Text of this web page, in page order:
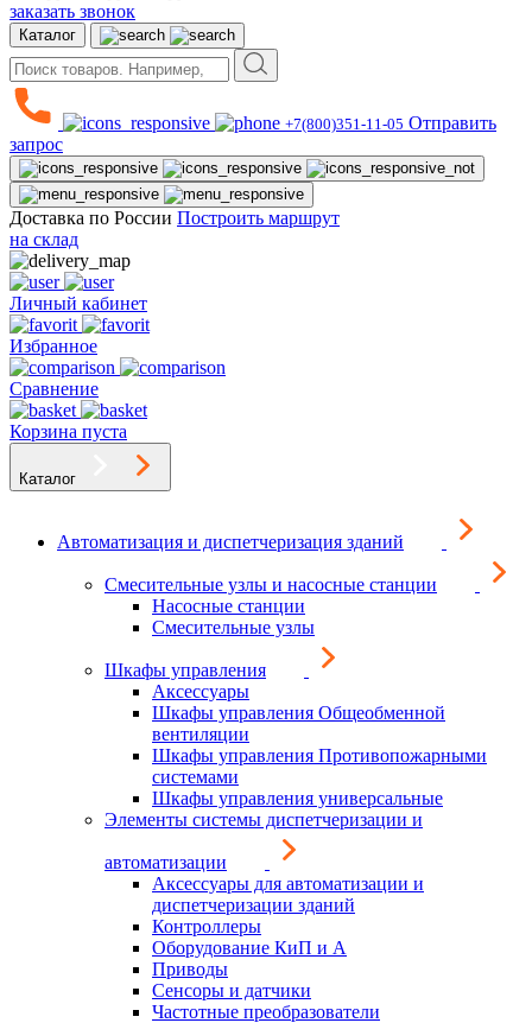
заказать звонок
Каталог
+7(800)351-11-05 Отправить
запрос
Доставка по России Построить маршрут
на склад
Личный кабинет
Избранное
Сравнение
Корзина пуста
Каталог
Автоматизация и диспетчеризация зданий
Смесительные узлы и насосные станции
Насосные станции
Смесительные узлы
Шкафы управления
Аксессуары
Шкафы управления Общеобменной
вентиляции
Шкафы управления Противопожарными
системами
Шкафы управления универсальные
Элементы системы диспетчеризации и
автоматизации
Аксессуары для автоматизации и
диспетчеризации зданий
Контроллеры
Оборудование КиП и А
Приводы
Сенсоры и датчики
Частотные преобразователи